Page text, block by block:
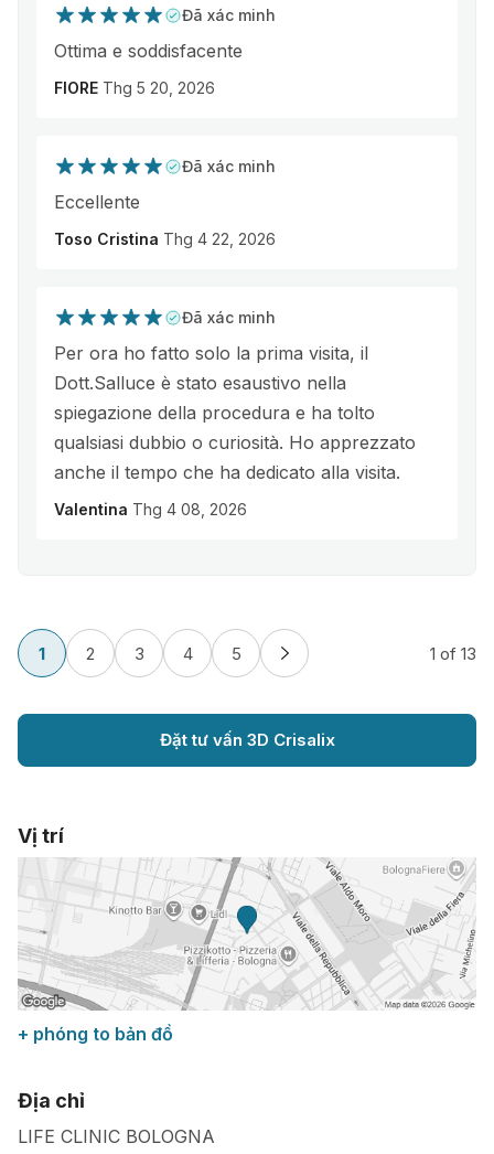
Đã xác minh
Ottima e soddisfacente
FIORE Thg 5 20, 2026
Đã xác minh
Eccellente
Toso Cristina Thg 4 22, 2026
Đã xác minh
Per ora ho fatto solo la prima visita, il
Dott.Salluce è stato esaustivo nella
spiegazione della procedura e ha tolto
qualsiasi dubbio o curiosità. Ho apprezzato
anche il tempo che ha dedicato alla visita.
Valentina Thg 4 08, 2026
1 2 3 4 5 1 of 13
Đặt tư vấn 3D Crisalix
Vị trí
+ phóng to bản đồ
Địa chỉ
LIFE CLINIC BOLOGNA